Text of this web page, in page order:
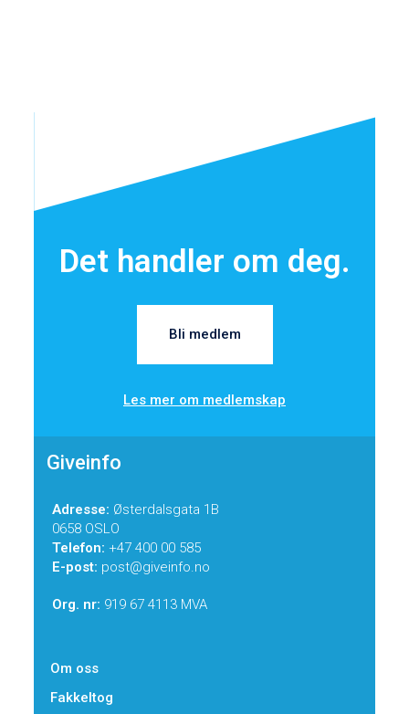
Det handler om deg.
Bli medlem
Les mer om medlemskap
Giveinfo
Adresse: Østerdalsgata 1B
0658 OSLO
Telefon: +47 400 00 585
E-post: post@giveinfo.no
Org. nr: 919 67 4113 MVA
Om oss
Fakkeltog